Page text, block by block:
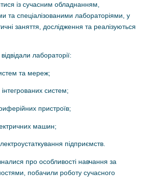
із сучасним обладнанням,
та спеціалізованими лабораторіями, у
заняття, дослідження та реалізуються
лабораторії:
та мереж;
інтегрованих систем;
пристроїв;
машин;
підприємств.
про особливості навчання за
побачили роботу сучасного